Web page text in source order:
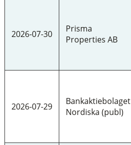
2026-07-30
Prisma
Properties AB
2026-07-29
Bankaktiebolaget
Nordiska (publ)